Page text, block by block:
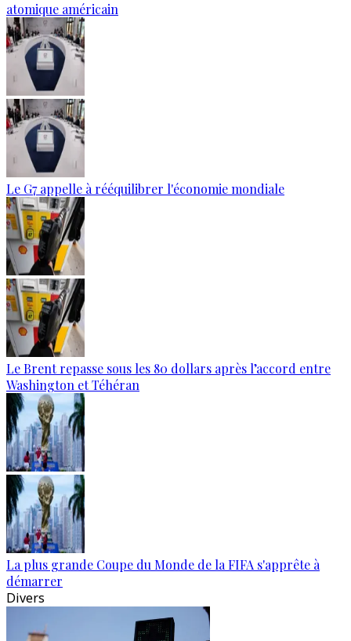
atomique américain
Le G7 appelle à rééquilibrer l'économie mondiale
Le Brent repasse sous les 80 dollars après l’accord entre
Washington et Téhéran
La plus grande Coupe du Monde de la FIFA s'apprête à
démarrer
Divers